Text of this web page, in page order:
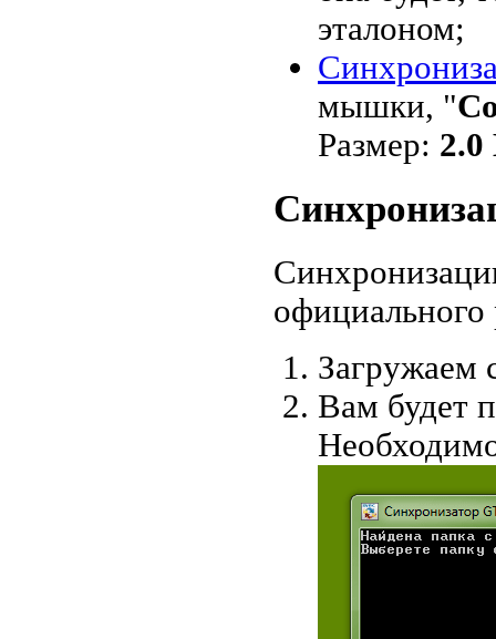
эталоном;
мышки, "
Размер:
официального
Загружаем
Вам будет